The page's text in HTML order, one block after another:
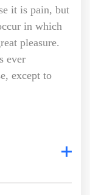
it is pain, but
in which
pleasure.
ever
except to